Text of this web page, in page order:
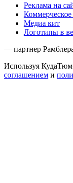
Реклама на
Медиа кит
Логотипы в
— партнер
Используя
соглашением и